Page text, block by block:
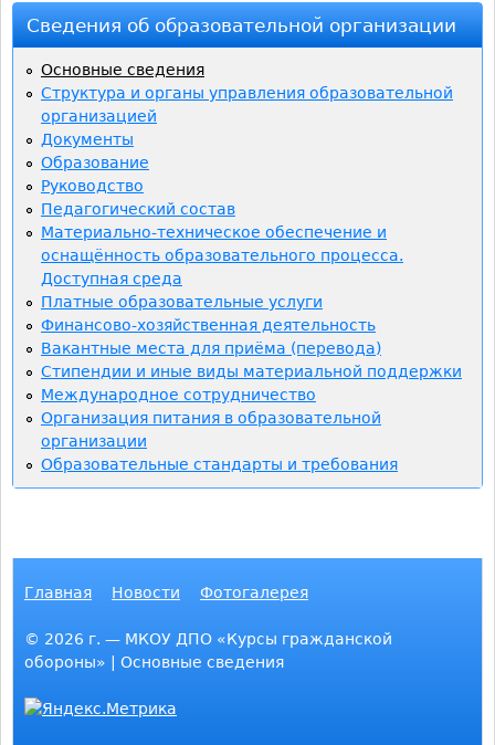
к
а
Сведения об образовательной организации
Основные сведения
Структура и органы управления образовательной
организацией
Документы
Образование
Руководство
Педагогический состав
Материально-техническое обеспечение и
оснащённость образовательного процесса.
Доступная среда
Платные образовательные услуги
Финансово-хозяйственная деятельность
Вакантные места для приёма (перевода)
Стипендии и иные виды материальной поддержки
Международное сотрудничество
Организация питания в образовательной
организации
Образовательные стандарты и требования
Г
л
а
Главная Новости Фотогалерея
© 2026 г. — МКОУ ДПО «Курсы гражданской
обороны» | Основные сведения